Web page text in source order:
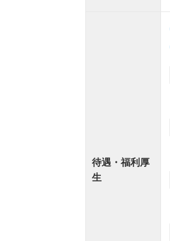
待遇・福利厚
生